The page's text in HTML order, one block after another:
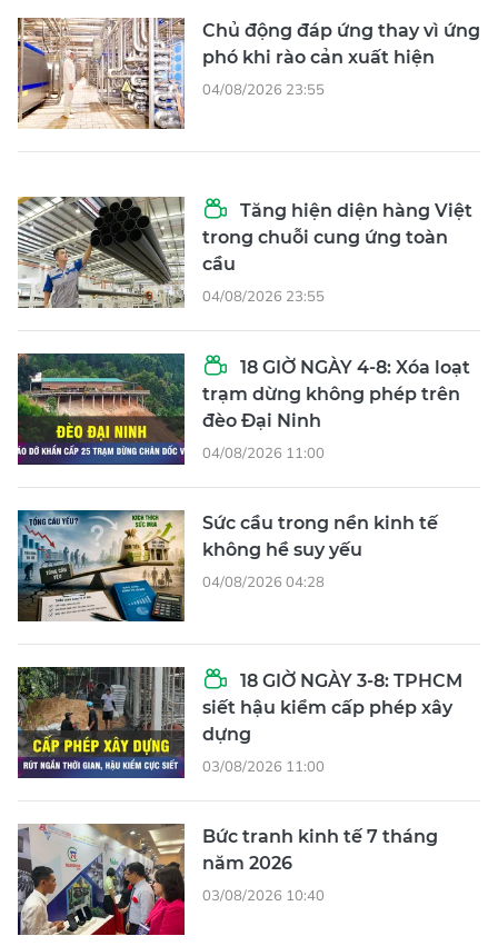
Chủ động đáp ứng thay vì ứng
phó khi rào cản xuất hiện
04/08/2026 23:55
Tăng hiện diện hàng Việt
trong chuỗi cung ứng toàn
cầu
04/08/2026 23:55
18 GIỜ NGÀY 4-8: Xóa loạt
trạm dừng không phép trên
đèo Đại Ninh
04/08/2026 11:00
Sức cầu trong nền kinh tế
không hề suy yếu
04/08/2026 04:28
18 GIỜ NGÀY 3-8: TPHCM
siết hậu kiểm cấp phép xây
dựng
03/08/2026 11:00
Bức tranh kinh tế 7 tháng
năm 2026
03/08/2026 10:40